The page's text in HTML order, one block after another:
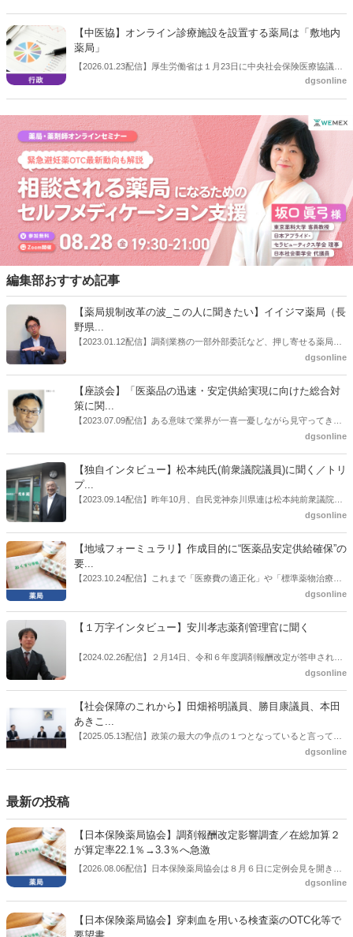
止し、医薬品の安定供給体制評価を新設するとした。
【中医協】オンライン診療施設を設置する薬局は「敷地内
薬局」
【2026.01.23配信】厚生労働省は１月23日に中央社会保険医療協議会
（中医協）総会を開き、「個別改定項目について（その１）」を議題
内薬局が算定する「特別調剤基本料Ａ」を算定するとした。
dgsonline
編集部おすすめ記事
【薬局規制改革の波_この人に聞きたい】イイジマ薬局（長
野県...
【2023.01.12配信】調剤業務の一部外部委託など、押し寄せる薬局業
界への規制改革の波。この規制改革の波を薬局業界はどう受け止めた
はないだろうか。本紙ではこうした問題について、厚労省「薬局薬剤
師の業務及び薬局の機能に関するワーキンググループ」に参考人とし
ても出席していたイイジマ薬局（長野県上田市）開設者である飯島裕
dgsonline
【座談会】「医薬品の迅速・安定供給実現に向けた総合対
策に関...
【2023.07.09配信】ある意味で業界が一喜一憂しながら見守ってきた
厚労省「医薬品の迅速・安定供給実現に向けた総合対策に関する有識
書がとりまとめられた。ドラビズon-lineでは検討会を総括する目的で
厚労省医政局医薬産業振興・医療情報企画課長（医薬産業振興・医療
情報企画課セルフケア・セルフメディケーション推進室長併任）安藤
公一氏や青山学院大学名誉教授の三村優美子氏、 日本保険薬局協会医
dgsonline
【独自インタビュー】松本純氏(前衆議院議員)に聞く／トリ
プ...
【2023.09.14配信】昨年10月、自民党神奈川県連は松本純前衆議院議
員を「自民党神奈川1区」（横浜市中区・磯子区・金沢区）の支部長
候補の前提となるもの。薬剤師に関わる政策に広く・深く関わってき
た同氏の復活に向けた薬剤師業界の期待には熱いものがある。不透明
感の払拭できない医療・介護・障害者サービスのトリプル改定等へ
の、薬剤師業界の強い危機感の裏返しといってもいいだろう。本稿で
dgsonline
【地域フォーミュラリ】作成目的に“医薬品安定供給確保”の
要...
【2023.10.24配信】これまで「医療費の適正化」や「標準薬物治療の
推進」などが目的とされることが多かった地域フォーミュラリの作
た。医薬品の安定供給確保だ。10月22日に開かれた「日本フォーミュ
飯田市）は、会員薬局から安定供給確保への強い要望があったことを
受け、安定供給確保が見込めるPPI３成分について銘柄を含めて選定
dgsonline
【１万字インタビュー】安川孝志薬剤管理官に聞く
【2024.02.26配信】２月14日、令和６年度調剤報酬改定が答申され
た。本紙では、厚生労働省保険局医療課・薬剤管理官の安川孝志氏
dgsonline
【社会保障のこれから】田畑裕明議員、勝目康議員、本田
あきこ...
【2025.05.13配信】政策の最大の争点の１つとなっていると言っても
よいのが社会保障のこれからのあり方だ。特に与党では、政府関係者
dgsonline
最新の投稿
【日本保険薬局協会】調剤報酬改定影響調査／在総加算２
が算定率22.1％→3.3％へ急激
【2026.08.06配信】日本保険薬局協会は８月６日に定例会見を開き、
「令和８年度調剤報酬改定に係る保険薬局への影響」の調査結果を公
3.3％へ大きく低下した。
dgsonline
【日本保険薬局協会】穿刺血を用いる検査薬のOTC化等で